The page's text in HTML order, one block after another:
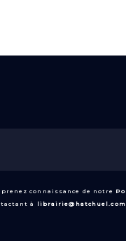
connaissance de notre
à
librairie@hatchuel.com